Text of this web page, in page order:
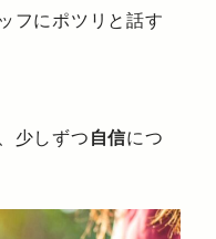
フにポツリと話す
少しずつ 自信につ